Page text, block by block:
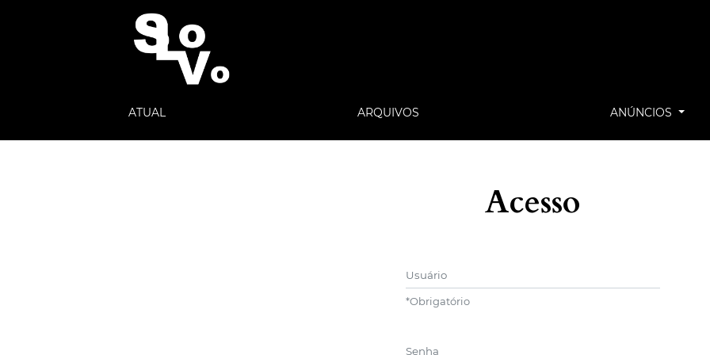
ATUAL ARQUIVOS ANÚNCIOS
Acesso
*Obrigatório